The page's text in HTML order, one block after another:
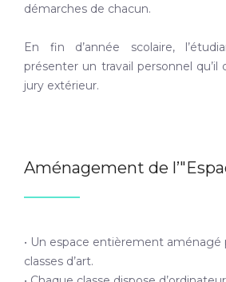
démarches de chacun.
En fin d’année scolaire,
présenter un travail personnel
jury extérieur.
Aménagement de
• Un espace entièrement
classes d’art.